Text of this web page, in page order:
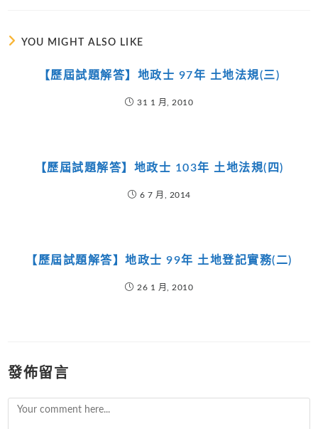
YOU MIGHT ALSO LIKE
【歷屆試題解答】地政士 97年 土地法規(三)
31 1 月, 2010
【歷屆試題解答】地政士 103年 土地法規(四)
6 7 月, 2014
【歷屆試題解答】地政士 99年 土地登記實務(二)
26 1 月, 2010
發佈留言
Comment